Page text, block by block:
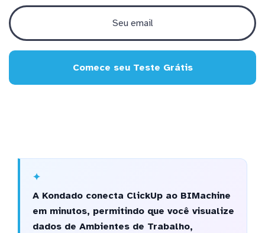
Comece seu Teste Grátis
A Kondado conecta ClickUp ao BIMachine
em minutos, permitindo que você visualize
dados de Ambientes de Trabalho,